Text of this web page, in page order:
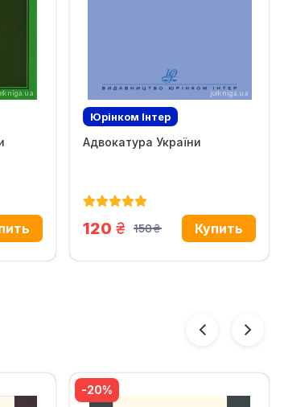
Юрінком Iнтер
Адвокатура України
150
грн.
120 грн.
-20%